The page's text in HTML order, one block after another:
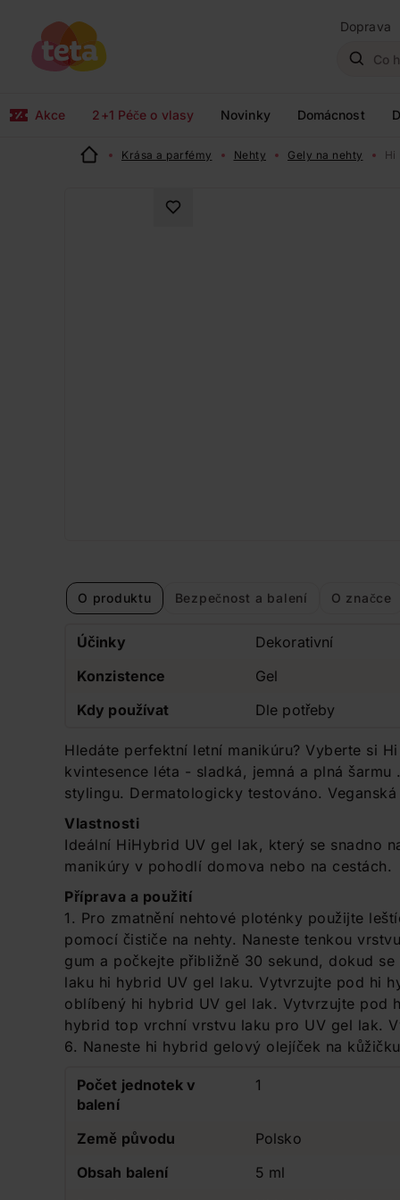
Doprava
Akce 2+1 Péče o vlasy Novinky Domácnost
Krása a parfémy Nehty Gely na nehty Hi
O produktu Bezpečnost a balení O značce
Účinky
Dekorativní
Konzistence
Gel
Kdy používat
Dle potřeby
Hledáte perfektní letní manikúru? Vyberte si
kvintesence léta - sladká, jemná a plná
stylingu. Dermatologicky testováno.
Vlastnosti
Ideální HiHybrid UV gel lak, který se snadno
manikúry v pohodlí domova nebo na cestách.
Příprava a použití
1. Pro zmatnění nehtové ploténky použijte
pomocí čističe na nehty. Naneste tenkou
gum a počkejte přibližně 30 sekund, dokud
laku hi hybrid UV gel laku. Vytvrzujte pod hi
oblíbený hi hybrid UV gel lak. Vytvrzujte pod
hybrid top vrchní vrstvu laku pro UV gel lak.
6. Naneste hi hybrid gelový olejíček na
Počet jednotek v
balení
1
Země původu
Polsko
Obsah balení
5 ml